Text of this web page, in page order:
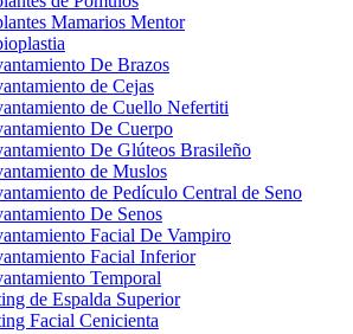
Mamarios Mentor
De Brazos
de Cejas
de Cuello Nefertiti
De Cuerpo
De Glúteos Brasileño
de Muslos
de Pedículo Central de Seno
De Senos
Facial De Vampiro
Facial Inferior
Temporal
de Espalda Superior
Facial Cenicienta